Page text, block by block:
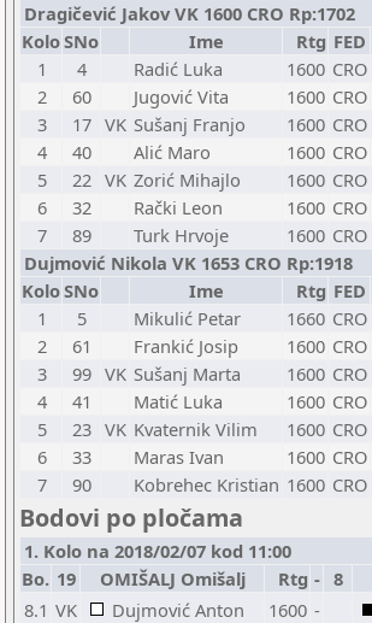
Dragičević Jakov VK 1600 CRO Rp:1702
KoloSNo Ime Rtg FED
1
4 Radić Luka 1600 CRO
2
60 Jugović Vita 1600 CRO
3
17 VK Sušanj Franjo 1600 CRO
4
40 Alić Maro 1600 CRO
5
22 VK Zorić Mihajlo 1600 CRO
6
32 Rački Leon 1600 CRO
7
89 Turk Hrvoje 1600 CRO
Dujmović Nikola VK 1653 CRO Rp:1918
KoloSNo Ime Rtg FED
1
5 Mikulić Petar 1660 CRO
2
61 Frankić Josip 1600 CRO
3
99 VK Sušanj Marta 1600 CRO
4
41 Matić Luka 1600 CRO
5
23 VK Kvaternik Vilim 1600 CRO
6
33 Maras Ivan 1600 CRO
7
90 Kobrehec Kristian 1600 CRO
Bodovi po pločama
1. Kolo na 2018/02/07 kod 11:00
Bo. 19 OMIŠALJ Omišalj Rtg - 8
8.1 VK Dujmović Anton 1600 -